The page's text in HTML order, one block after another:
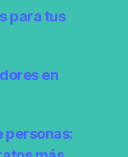
para tus
en
personas: